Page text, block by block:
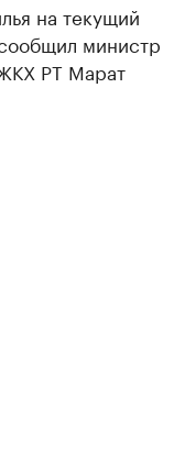
на текущий
министр
РТ Марат